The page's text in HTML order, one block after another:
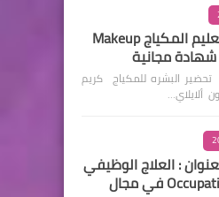
دورة مجانية تعليم المكياج Makeup
شهادة مجانية
تحضير البشره للمكياج كريم
ألايلاي…
: العلاج الوظيفي
Occupational Therapy في مجال